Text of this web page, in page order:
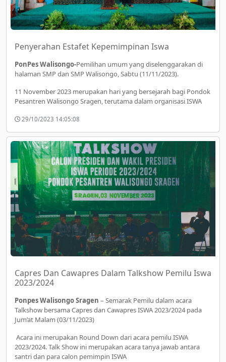
Penyerahan Estafet Kepemimpinan Iswa
PonPes Walisongo-Pemilihan umum yang diselenggarakan di
halaman SMP dan SMP Walisongo, Sabtu (11/11/2023).
11 November 2023 merupakan hari yang bersejarah bagi Pondok
Pesantren Walisongo Sragen, terutama dalam organisasi ISWA
29/10/2023 14:05:08
Capres Dan Cawapres Dalam Talkshow Pemilu Iswa
2023/2024
Ponpes Walisongo Sragen – Semarak Pemilu dalam acara
Talkshow bersama Capres dan Cawapres ISWA 2023/2024 pada
Jum’at Malam (03/11/2023)
Acara ini merupakan Round Down dari acara pemilu ISWA
2023/2024. Talk Show ini merupakan acara tanya jawab antara
santri dan para calon pemimpin ISWA